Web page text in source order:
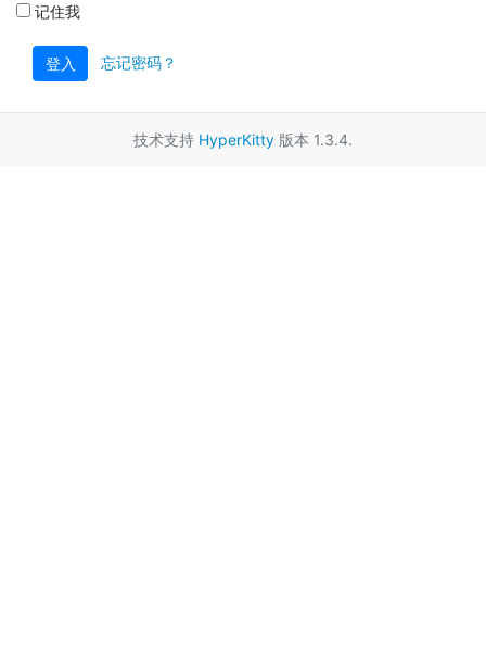
记住我
登入 忘记密码？
技术支持 HyperKitty 版本 1.3.4.